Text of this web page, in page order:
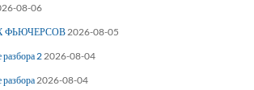
08-06
ФЬЮЧЕРСОВ 2026-08-05
2 2026-08-04
2026-08-04